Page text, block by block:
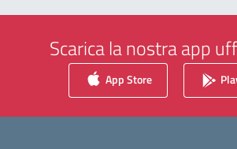
Scarica la nostra app
App Store